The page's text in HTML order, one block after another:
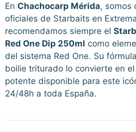
En Chachocarp Mérida, somos
oficiales de Starbaits en
recomendamos siempre el
Red One Dip 250ml como
del sistema Red One. Su
boilie triturado lo convierte en
potente disponible para este
24/48h a toda España.